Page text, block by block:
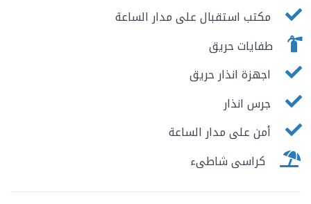
مكتب استقبال على مدار الساعة
طفايات حريق
اجهزة انذار حريق
جرس انذار
أمن على مدار الساعة
كراسى شاطىء